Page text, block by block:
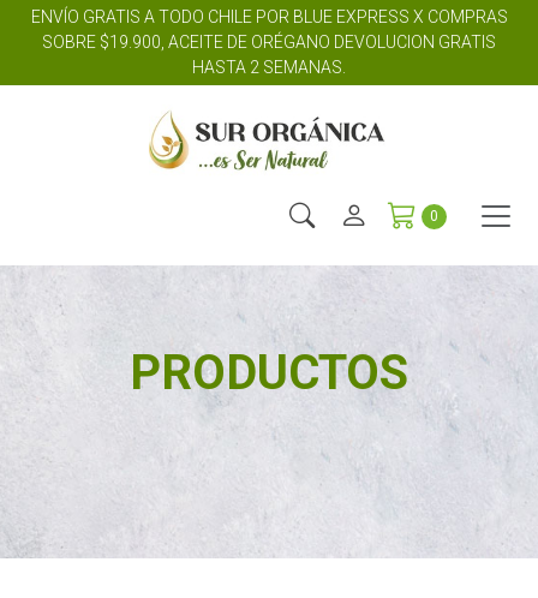
ENVÍO GRATIS A TODO CHILE POR BLUE EXPRESS X COMPRAS
SOBRE $19.900, ACEITE DE ORÉGANO DEVOLUCION GRATIS
HASTA 2 SEMANAS.
0
PRODUCTOS